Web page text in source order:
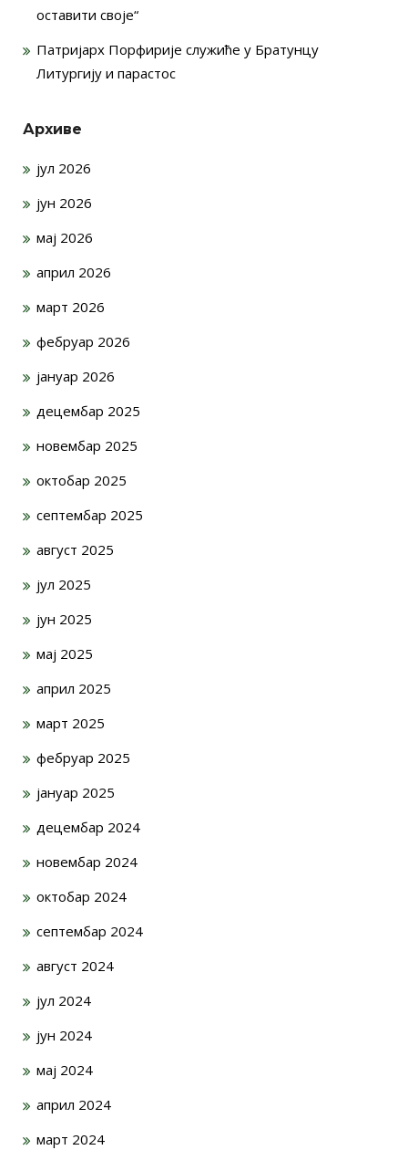
оставити своје“
Патријарх Порфирије служиће у Братунцу
Литургију и парастос
Архиве
јул 2026
јун 2026
мај 2026
април 2026
март 2026
фебруар 2026
јануар 2026
децембар 2025
новембар 2025
октобар 2025
септембар 2025
август 2025
јул 2025
јун 2025
мај 2025
април 2025
март 2025
фебруар 2025
јануар 2025
децембар 2024
новембар 2024
октобар 2024
септембар 2024
август 2024
јул 2024
јун 2024
мај 2024
април 2024
март 2024